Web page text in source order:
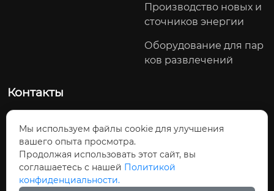
Производство новых и
сточников энергии
Оборудование для пар
ков развлечений
Контакты
зянхуа-Яоский автономный уезд, город Юнчжоу, провин
ция Хунань, Китай
Телефон: +86-13790238062
Эл. почта:tomdong@cjcmotor.com
Мы используем файлы cookie для улучшения
вашего опыта просмотра.
Продолжая использовать этот сайт, вы
соглашаетесь с нашей Политикой
конфиденциальности.